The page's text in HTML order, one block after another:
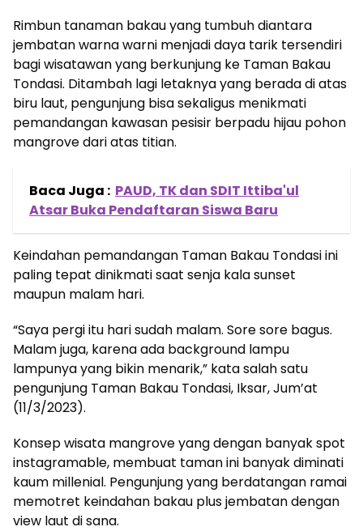
Rimbun tanaman bakau yang tumbuh diantara
jembatan warna warni menjadi daya tarik tersendiri
bagi wisatawan yang berkunjung ke Taman Bakau
Tondasi. Ditambah lagi letaknya yang berada di atas
biru laut, pengunjung bisa sekaligus menikmati
pemandangan kawasan pesisir berpadu hijau pohon
mangrove dari atas titian.
Baca Juga : PAUD, TK dan SDIT Ittiba'ul
Atsar Buka Pendaftaran Siswa Baru
Keindahan pemandangan Taman Bakau Tondasi ini
paling tepat dinikmati saat senja kala sunset
maupun malam hari.
“Saya pergi itu hari sudah malam. Sore sore bagus.
Malam juga, karena ada background lampu
lampunya yang bikin menarik,” kata salah satu
pengunjung Taman Bakau Tondasi, Iksar, Jum’at
(11/3/2023).
Konsep wisata mangrove yang dengan banyak spot
instagramable, membuat taman ini banyak diminati
kaum millenial. Pengunjung yang berdatangan ramai
memotret keindahan bakau plus jembatan dengan
view laut di sana.